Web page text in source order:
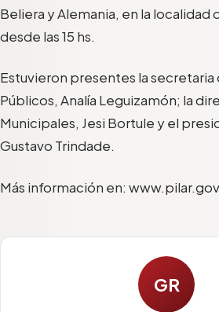
Beliera y Alemania, en la localidad
desde las 15 hs.
Estuvieron presentes la secretaria
Públicos, Analía Leguizamón; la
Municipales, Jesi Bortule y el
Gustavo Trindade.
Más información en:
GR